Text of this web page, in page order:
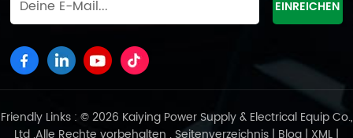
Friendly Links : © 2026 Kaiying Power Supply & Electrical Equip Co.,